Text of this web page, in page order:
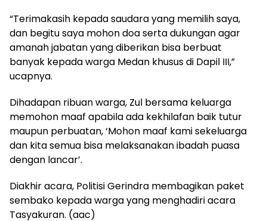
“Terimakasih kepada saudara yang memilih saya,
dan begitu saya mohon doa serta dukungan agar
amanah jabatan yang diberikan bisa berbuat
banyak kepada warga Medan khusus di Dapil III,”
ucapnya.
Dihadapan ribuan warga, Zul bersama keluarga
memohon maaf apabila ada kekhilafan baik tutur
maupun perbuatan, ‘Mohon maaf kami sekeluarga
dan kita semua bisa melaksanakan ibadah puasa
dengan lancar’.
Diakhir acara, Politisi Gerindra membagikan paket
sembako kepada warga yang menghadiri acara
Tasyakuran. (aac)